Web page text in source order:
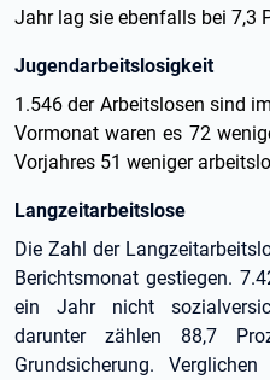
Jahr lag sie ebenfalls bei 7,3
Jugendarbeitslosigkeit
1.546 der Arbeitslosen sind
Vormonat waren es 72
Vorjahres 51 weniger
Langzeitarbeitslose
Die Zahl der
Berichtsmonat gestiegen.
ein Jahr nicht
darunter zählen 88,7
Grundsicherung.